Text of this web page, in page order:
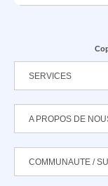
SERVICES
A PROPOS DE
COMMUNAUTE /